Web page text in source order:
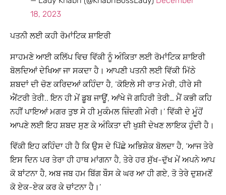
18, 2023
ਪਤਨੀ ਲਈ ਕਹੀ ਰੋਮਾਂਟਿਕ ਸ਼ਾਇਰੀ
ਸਾਹਮਣੇ ਆਈ ਕਲਿੱਪ ਵਿਚ ਵਿੱਕੀ ਨੂੰ ਅੰਕਿਤਾ ਲਈ ਰੋਮਾਂਟਿਕ ਸ਼ਾਇਰੀ
ਬੋਲਦਿਆਂ ਦੇਖਿਆ ਜਾ ਸਕਦਾ ਹੈ। ਆਪਣੀ ਪਤਨੀ ਲਈ ਵਿੱਕੀ ਮਿੱਠੇ
ਸ਼ਬਦਾਂ ਦੀ ਚੋਣ ਕਰਿਦਆਂ ਕਹਿੰਦਾ ਹੈ, ‘ਕੋਇਲੇ ਸੀ ਰਾਤ ਮੇਰੀ, ਹੀਰੇ ਸੀ
ਐਂਟਰੀ ਤੇਰੀ.. ਇਨ ਹੀ ਮੇਂ ਡੂਬ ਜਾਊਂ, ਆਂਖੇ ਜੋ ਗਹਿਰੀ ਤੇਰੀ… ਮੈਂ ਕਭੀ ਕਹਿ
ਨਹੀਂ ਪਾਇਆਂ ਮਗਰ ਤੁਝ ਸੇ ਹੀ ਮੁਕੰਮਲ ਜ਼ਿੰਦਗੀ ਮੇਰੀ।’ ਵਿੱਕੀ ਦੇ ਮੂੰਹੋਂ
ਆਪਣੇ ਲਈ ਇਹ ਸ਼ਬਦ ਸੁਣ ਕੇ ਅੰਕਿਤਾ ਦੀ ਖੁਸ਼ੀ ਦੇਖਣ ਲਾਇਕ ਹੁੰਦੀ ਹੈ।
ਵਿੱਕੀ ਇਹ ਕਹਿੰਦਾ ਹੀ ਹੈ ਕਿ ਉਸ ਦੇ ਪਿੱਛੇ ਅਭਿਸ਼ੇਕ ਬੋਲਦਾ ਹੈ, ‘ਆਜ ਤੇਰੇ
ਇਸ ਦਿਨ ਪਰ ਤੇਰਾ ਹੀ ਹਾਥ ਮਾਂਗਨਾ ਹੈ, ਤੇਰੇ ਹਰ ਸੁੱਖ-ਦੁੱਖ ਮੇਂ ਅਪਨੇ ਆਪ
ਕੋ ਬਾਂਟਨਾ ਹੈ, ਅਬ ਜਬ ਹਮ ਬਿੱਗ ਬੌਸ ਕੇ ਘਰ ਆ ਹੀ ਗਏ, ਤੋ ਤੇਰੇ ਦੁਸ਼ਮਣੋਂ
ਕੋ ਏਕ-ਏਕ ਕਰ ਕੇ ਚਾਂਟਨਾ ਹੈ।’